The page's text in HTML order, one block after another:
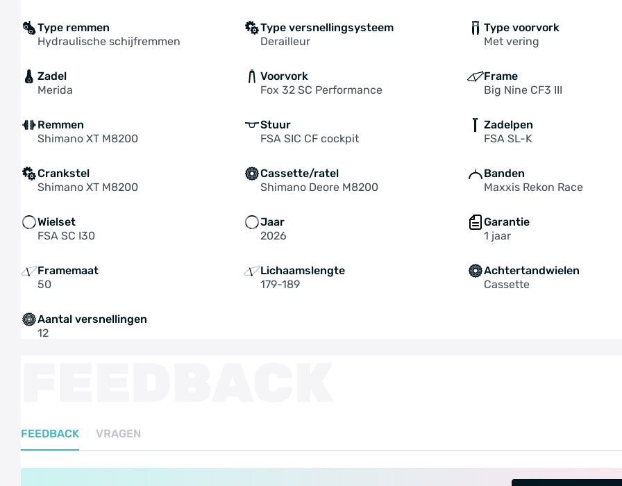
Type remmen
Hydraulische schijfremmen
Type versnellingsysteem
Derailleur
Type voorvork
Met vering
Zadel
Merida
Voorvork
Fox 32 SC Performance
Frame
Big Nine CF3 III
Remmen
Shimano XT M8200
Stuur
FSA SIC CF cockpit
Zadelpen
FSA SL-K
Crankstel
Shimano XT M8200
Cassette/ratel
Shimano Deore M8200
Banden
Maxxis Rekon Race
Wielset
FSA SC I30
Jaar
2026
Garantie
1 jaar
Framemaat
50
Lichaamslengte
179-189
Achtertandwielen
Cassette
Aantal versnellingen
12
FEEDBACK VRAGEN